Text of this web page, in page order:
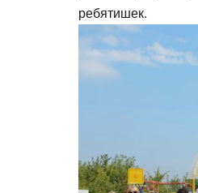
ребятишек.